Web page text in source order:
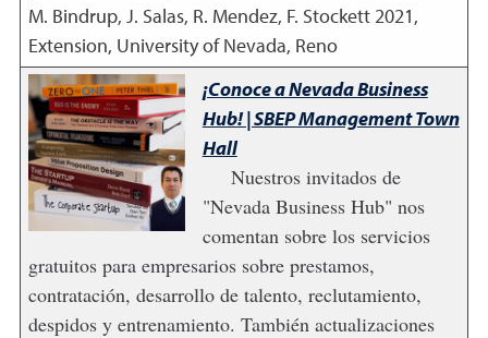
M. Bindrup, J. Salas, R. Mendez, F. Stockett2021,
Extension, University of Nevada, Reno
¡Conoce a Nevada Business
Hub! | SBEP Management Town
Hall
Nuestros invitados de
"Nevada Business Hub" nos
comentan sobre los servicios
gratuitos para empresarios sobre prestamos,
contratación, desarrollo de talento, reclutamiento,
despidos y entrenamiento. También actualizaciones